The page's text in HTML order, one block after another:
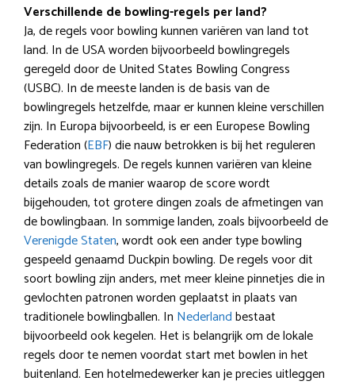
Verschillende de bowling-regels per land?
Ja, de regels voor bowling kunnen variëren van land tot
land. In de USA worden bijvoorbeeld bowlingregels
geregeld door de United States Bowling Congress
(USBC). In de meeste landen is de basis van de
bowlingregels hetzelfde, maar er kunnen kleine verschillen
zijn. In Europa bijvoorbeeld, is er een Europese Bowling
Federation (EBF) die nauw betrokken is bij het reguleren
van bowlingregels. De regels kunnen variëren van kleine
details zoals de manier waarop de score wordt
bijgehouden, tot grotere dingen zoals de afmetingen van
de bowlingbaan. In sommige landen, zoals bijvoorbeeld de
Verenigde Staten, wordt ook een ander type bowling
gespeeld genaamd Duckpin bowling. De regels voor dit
soort bowling zijn anders, met meer kleine pinnetjes die in
gevlochten patronen worden geplaatst in plaats van
traditionele bowlingballen. In Nederlandbestaat
bijvoorbeeld ook kegelen. Het is belangrijk om de lokale
regels door te nemen voordat start met bowlen in het
buitenland. Een hotelmedewerker kan je precies uitleggen